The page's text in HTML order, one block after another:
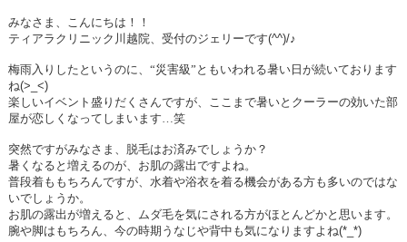
みなさま、こんにちは！！
ティアラクリニック川越院、受付のジェリーです(^^)/♪
梅雨入りしたというのに、“災害級”ともいわれる暑い日が続いております
ね(>_<)
楽しいイベント盛りだくさんですが、ここまで暑いとクーラーの効いた部
屋が恋しくなってしまいます…笑
突然ですがみなさま、脱毛はお済みでしょうか？
暑くなると増えるのが、お肌の露出ですよね。
普段着ももちろんですが、水着や浴衣を着る機会がある方も多いのではな
いでしょうか。
お肌の露出が増えると、ムダ毛を気にされる方がほとんどかと思います。
腕や脚はもちろん、今の時期うなじや背中も気になりますよね(*_*)